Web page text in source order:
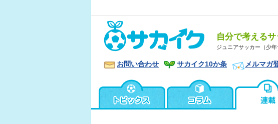
自分で考えるサ
ジュニアサッカー（少
お問い合わせ サカイク10か条 メルマガ